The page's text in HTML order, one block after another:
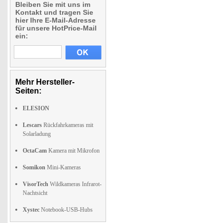
Bleiben Sie mit uns im
Kontakt und tragen Sie
hier Ihre E-Mail-Adresse
für unsere HotPrice-Mail
ein:
Mehr Hersteller-
Seiten:
ELESION
Lescars Rückfahrkameras mit
Solarladung
OctaCam Kamera mit Mikrofon
Somikon Mini-Kameras
VisorTech Wildkameras Infrarot-
Nachtsicht
Xystec Notebook-USB-Hubs